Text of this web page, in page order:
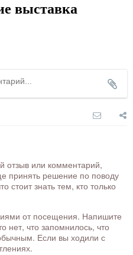
выставка
отзыв или комментарий,
принять решение по поводу
стоит знать тем, кто только
от посещения. Напишите
нет, что запомнилось, что
Если вы ходили с